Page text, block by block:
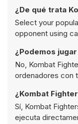
¿De qué trata
Select your
opponent using
¿Podemos
No, Kombat
ordenadores con
¿Kombat
Sí, Kombat
ejecuta